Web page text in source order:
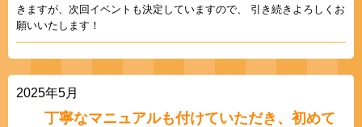
きますが、次回イベントも決定していますので、 引き続きよろしくお
願いいたします！
2025年5月
丁寧なマニュアルも付けていただき、初めて